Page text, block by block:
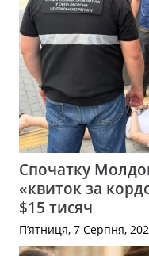
Спочатку
«квиток за
$15 тисяч
П’ятниця, 7 Серпня,